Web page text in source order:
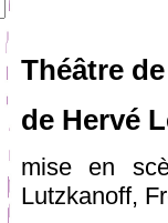
Théâtre
de Hervé
mise en
Lutzkanoff,